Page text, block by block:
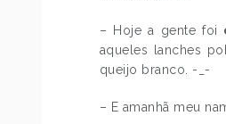
– Hoje a gente foi
aqueles lanches
queijo branco. -_-
– E amanhã meu